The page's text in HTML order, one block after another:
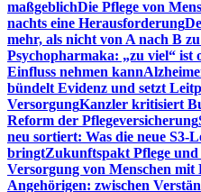
maßgeblichDie Pflege von
nachts eine Herausforderung
mehr, als nicht von A nach B
Psychopharmaka: „zu viel“ ist
Einfluss nehmen kann
bündelt Evidenz und setzt
VersorgungKanzler kritisiert
Reform der Pflegeversicherung
neu sortiert: Was die neue S3-
bringtZukunftspakt Pflege
Versorgung von Menschen mit
Angehörigen: zwischen